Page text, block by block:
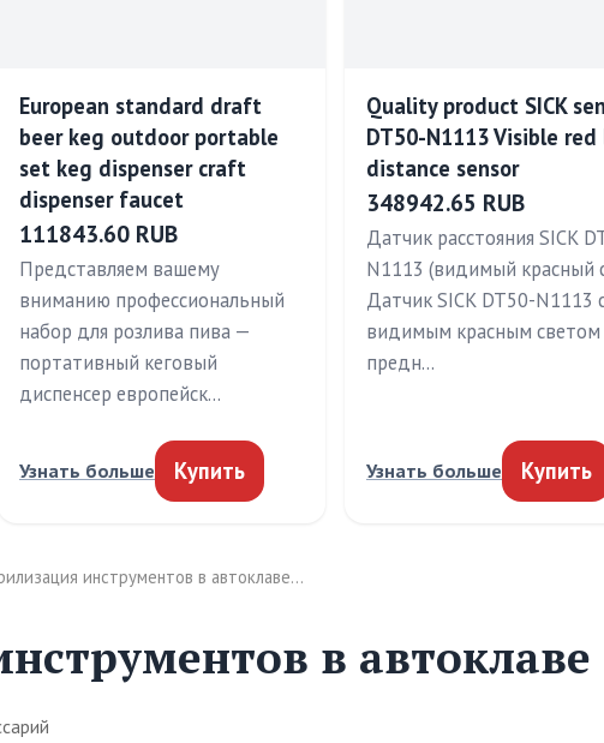
European standard draft
beer keg outdoor portable
set keg dispenser craft
dispenser faucet
111843.60 RUB
Представляем вашему
вниманию профессиональный
набор для розлива пива —
портативный кеговый
диспенсер европейск…
Узнать больше Купить
Quality product SICK
DT50-N1113 Visible
distance sensor
348942.65 RUB
Датчик расстояния SICK
N1113 (видимый красный
Датчик SICK DT50-N1113
видимым красным светом
предн…
Узнать больше Купить
инструментов в автоклаве…
в автоклаве